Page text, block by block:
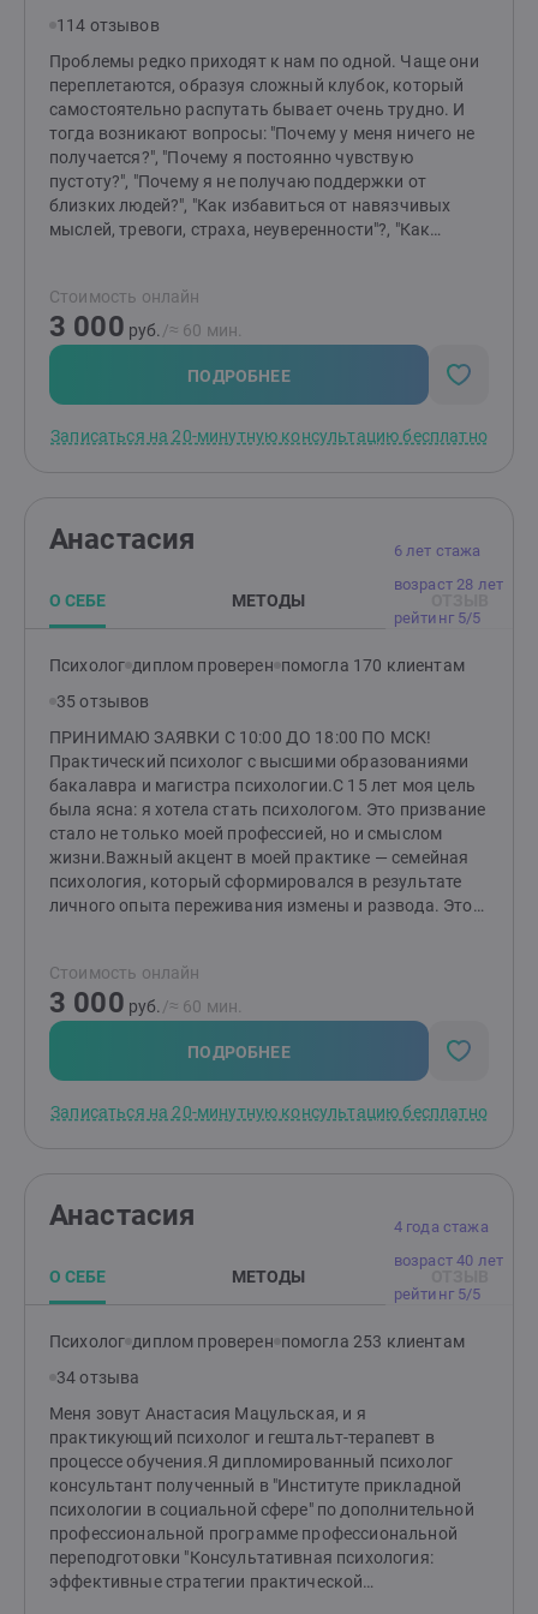
114 отзывов
Проблемы редко приходят к нам по одной. Чаще они
переплетаются, образуя сложный клубок, который
самостоятельно распутать бывает очень трудно. И
тогда возникают вопросы: "Почему у меня ничего не
получается?", "Почему я постоянно чувствую
пустоту?", "Почему я не получаю поддержки от
близких людей?", "Как избавиться от навязчивых
мыслей, тревоги, страха, неуверенности"?, "Как
клубок, найти причину "негативных сценариев",
научиться понимать себя и свои состояния,
выстраивать здоровые отношения с близкими
людьми и окружающими, выйти из замкнутого круга,
делать свою жизнь лучше и получать от нее
поддержка, понимание, принятие, осознание.
Стоимость онлайн
3 000 руб. /≈ 60 мин.
ПОДРОБНЕЕ
Записаться на 20-минутную консультацию бесплатно
6 лет стажа
возраст 28 лет
рейтинг 5/5
Анастасия
О СЕБЕ МЕТОДЫ
Психолог диплом проверен помогла 170 клиентам
35 отзывов
ПРИНИМАЮ ЗАЯВКИ С 10:00 ДО 18:00 ПО МСК!
Практический психолог с высшими образованиями
бакалавра и магистра психологии.С 15 лет моя цель
была ясна: я хотела стать психологом. Это призвание
стало не только моей профессией, но и смыслом
жизни.Важный акцент в моей практике — семейная
психология, который сформировался в результате
личного опыта переживания измены и развода. Этот
отношений, а также заглянуть в «формулу»
любви.Помимо этого, я помогаю людям справляться
с посттравматическим стрессовым расстройством
(ПТСР), неопределенностью в жизни и повышенной
тревожностью, низкой самооценкой. Я понимаю, как
отношения с окружающими. Также я работаю с
реакциями.Сегодня я опираюсь как на накопленные
сложностями в себе, в отношениях с партнером или
в семейной жизни и в вашем внутреннем
поддержать вас на вашем пути к лучшей жизни.
Стоимость онлайн
3 000 руб. /≈ 60 мин.
ПОДРОБНЕЕ
Записаться на 20-минутную консультацию бесплатно
4 года стажа
возраст 40 лет
рейтинг 5/5
Анастасия
О СЕБЕ МЕТОДЫ
Психолог диплом проверен помогла 253 клиентам
34 отзыва
Меня зовут Анастасия Мацульская, и я
практикующий психолог и гештальт-терапевт в
процессе обучения.Я дипломированный психолог
консультант полученный в "Институте прикладной
психологии в социальной сфере" по дополнительной
профессиональной программе профессиональной
переподготовки "Консультативная психология:
эффективные стратегии практической